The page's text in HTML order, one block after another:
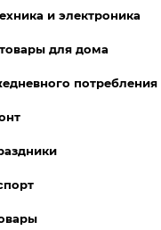
и электроника
для дома
потребления